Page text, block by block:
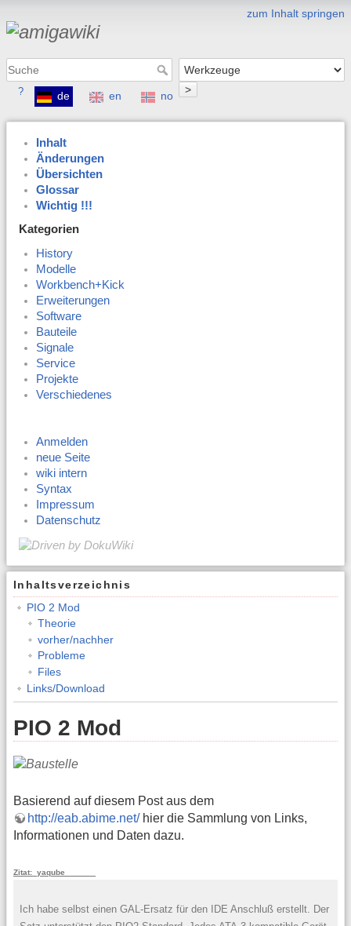
zum Inhalt springen
>
? de en no
Inhalt
Änderungen
Übersichten
Glossar
Wichtig !!!
Kategorien
History
Modelle
Workbench+Kick
Erweiterungen
Software
Bauteile
Signale
Service
Projekte
Verschiedenes
Anmelden
neue Seite
wiki intern
Syntax
Impressum
Datenschutz
Inhaltsverzeichnis
PIO 2 Mod
Theorie
vorher/nachher
Probleme
Files
Links/Download
PIO 2 Mod
Basierend auf diesem Post aus dem
http://eab.abime.net/hier die Sammlung von Links,
Informationen und Daten dazu.
Zitat: yaqube
Ich habe selbst einen GAL-Ersatz für den IDE Anschluß erstellt. Der